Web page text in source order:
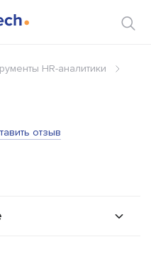
HR-аналитики
отзыв